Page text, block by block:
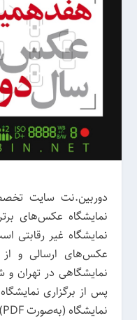
دوربین.نت سایت
نمایشگاه عکس‌های
عکس‌های ارسالی و
نمایشگاهی در تهران
پس از برگزاری
نمایشگاه (به‌صورت PDF) منتشر خواهند شد.